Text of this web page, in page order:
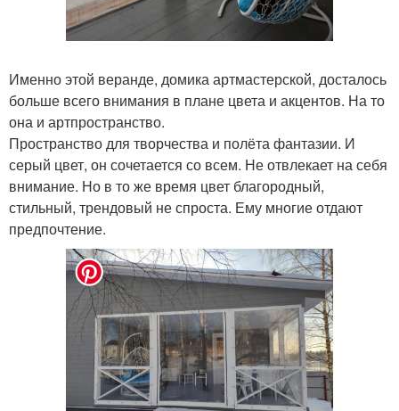
Именно этой веранде, домика артмастерской, досталось
больше всего внимания в плане цвета и акцентов. На то
она и артпространство.
Пространство для творчества и полёта фантазии. И
серый цвет, он сочетается со всем. Не отвлекает на себя
внимание. Но в то же время цвет благородный,
стильный, трендовый не спроста. Ему многие отдают
предпочтение.